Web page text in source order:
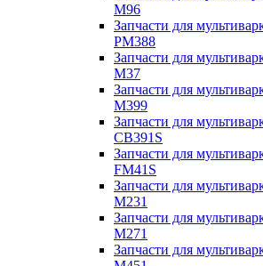
M96
Запчасти для
PM388
Запчасти для
M37
Запчасти для
M399
Запчасти для
CB391S
Запчасти для
FM41S
Запчасти для
M231
Запчасти для
M271
Запчасти для